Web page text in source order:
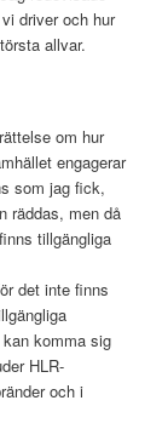
driver och hur
allvar.
om hur
engagerar
som jag fick,
räddas, men då
tillgängliga
det inte finns
komma sig
HLR-
och i